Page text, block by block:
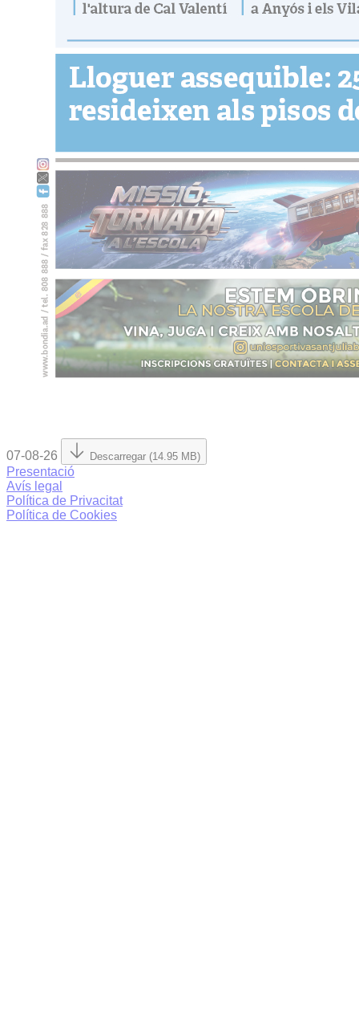
07-08-26 Descarregar (14.95 MB)
Presentació
Avís legal
Política de Privacitat
Política de Cookies